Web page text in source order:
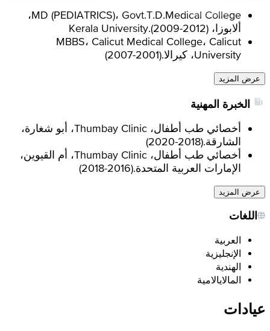
MD (PEDIATRICS)، Govt.T.D.Medical College،
ألابوزا، Kerala University.
(2009-2012)
MBBS، Calicut Medical College، Calicut
University، كيرالا.
(
2001-2007
)
عرض المزيد
الخبرة المهنية
أخصائي طب أطفال، Thumbay Clinic، أبو شغارة،
الشارقة.(
2018-2020
)
أخصائي طب أطفال، Thumbay Clinic، أم القيوين،
الإمارات العربية المتحدة.(
2016-2018
)
عرض المزيد
اللغات
العربية
الإنجليزية
الهندية
المالايالامية
عيادات